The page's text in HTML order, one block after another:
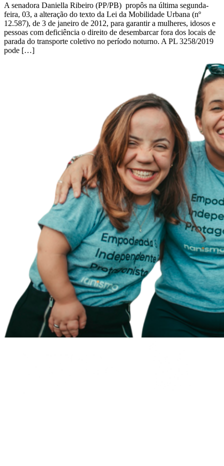
A senadora Daniella Ribeiro (PP/PB) propôs na última segunda-
feira, 03, a alteração do texto da Lei da Mobilidade Urbana (nº
12.587), de 3 de janeiro de 2012, para garantir a mulheres, idosos e
pessoas com deficiência o direito de desembarcar fora dos locais de
parada do transporte coletivo no período noturno. A PL 3258/2019
pode […]